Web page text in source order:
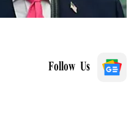
Follow Us